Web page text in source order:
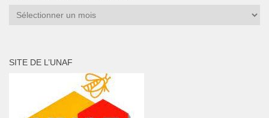
Archives
SITE DE L’UNAF